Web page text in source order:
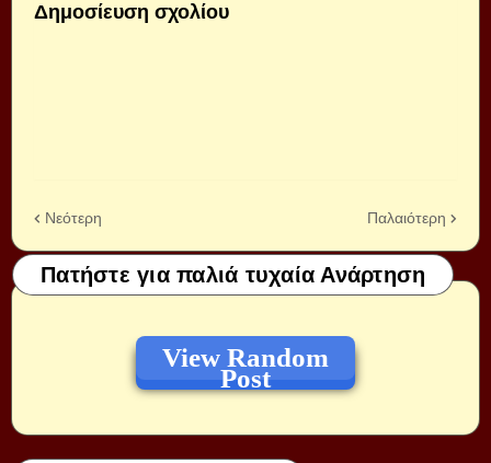
Δημοσίευση σχολίου
Νεότερη Παλαιότερη
Πατήστε για παλιά τυχαία Ανάρτηση
View Random
Post